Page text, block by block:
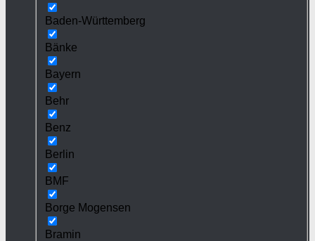
Baden-Württemberg
Bänke
Bayern
Behr
Benz
Berlin
BMF
Borge Mogensen
Bramin